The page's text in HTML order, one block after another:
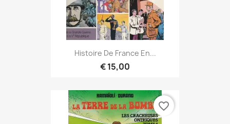
Histoire De France En...
€ 15,00
favorite_border